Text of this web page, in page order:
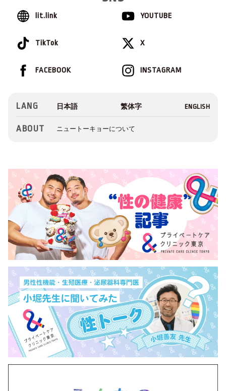
lit.link YOUTUBE
TikTok X
INSTAGRAM
FACEBOOK
LANG
ABOUT ニュートーキョーについて